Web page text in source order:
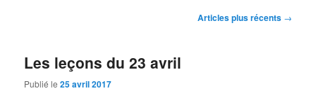
Articles plus récents →
Les leçons du 23 avril
Publié le25 avril 2017